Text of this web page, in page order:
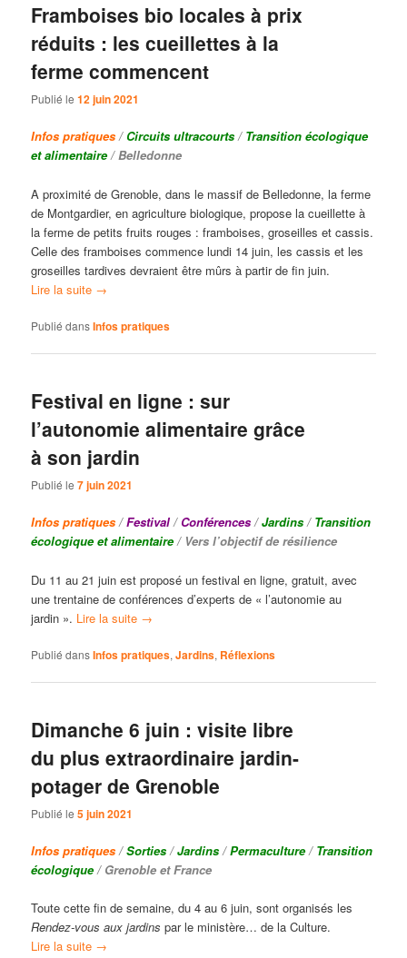
Framboises bio locales à prix
réduits : les cueillettes à la
ferme commencent
Publié le12 juin 2021
Infos pratiques/ Circuits ultracourts/ Transition écologique
et alimentaire/ Belledonne
A proximité de Grenoble, dans le massif de Belledonne, la ferme
de Montgardier, en agriculture biologique, propose la cueillette à
la ferme de petits fruits rouges : framboises, groseilles et cassis.
Celle des framboises commence lundi 14 juin, les cassis et les
groseilles tardives devraient être mûrs à partir de fin juin.
Lire la suite →
Publié dansInfos pratiques
Festival en ligne : sur
l’autonomie alimentaire grâce
à son jardin
Publié le7 juin 2021
Infos pratiques/Festival/ Conférences/Jardins/ Transition
écologique et alimentaire/ Vers l’objectif de résilience
Du 11 au 21 juin est proposé un festival en ligne, gratuit, avec
une trentaine de conférences d’experts de « l’autonomie au
jardin ». Lire la suite →
Publié dansInfos pratiques,Jardins, Réflexions
Dimanche 6 juin : visite libre
du plus extraordinaire jardin-
potager de Grenoble
Publié le5 juin 2021
Infos pratiques/Sorties/Jardins/Permaculture/ Transition
écologique/ Grenoble et France
Toute cette fin de semaine, du 4 au 6 juin, sont organisés les
Rendez-vous aux jardins par le ministère… de la Culture.
Lire la suite →